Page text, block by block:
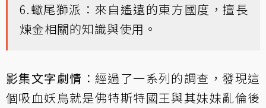
6.蠍尾獅派：來自遙遠的東方國度，擅長
煉金相關的知識與使用。
影集文字劇情 ：經過了一系列的調查，發現這
個吸血妖鳥就是佛特斯特國王與其妹妹亂倫後